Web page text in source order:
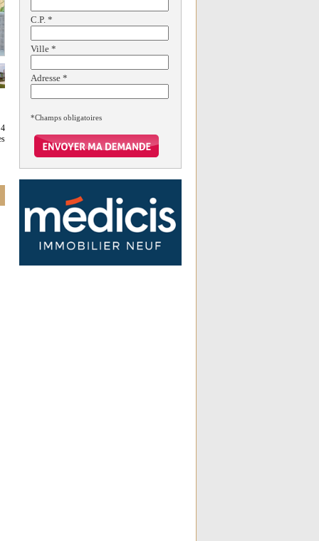
C.P. *
Ville *
Adresse *
*Champs obligatoires